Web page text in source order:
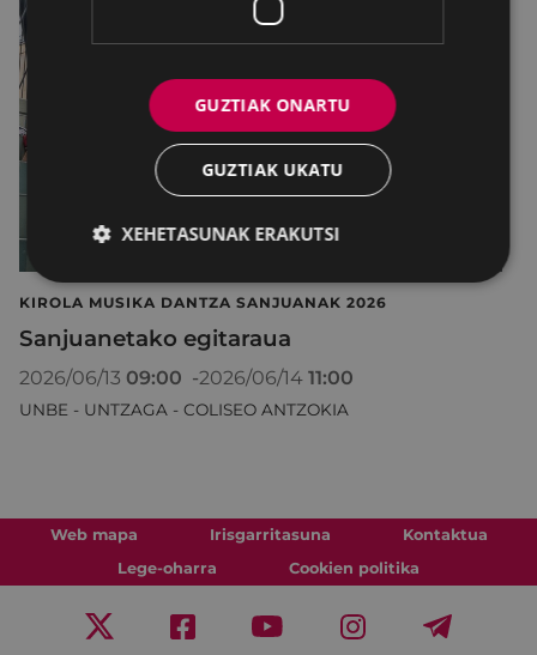
KIROLA MUSIKA DANTZA SANJUANAK 2026
Sanjuanetako egitaraua
2026/06/13 09:00 -2026/06/14 11:00
UNBE - UNTZAGA - COLISEO ANTZOKIA
Web mapa Irisgarritasuna
Kontaktua
Lege-oharra
Cookien politika
GUZTIAK ONARTU
GUZTIAK UKATU
XEHETASUNAK ERAKUTSI